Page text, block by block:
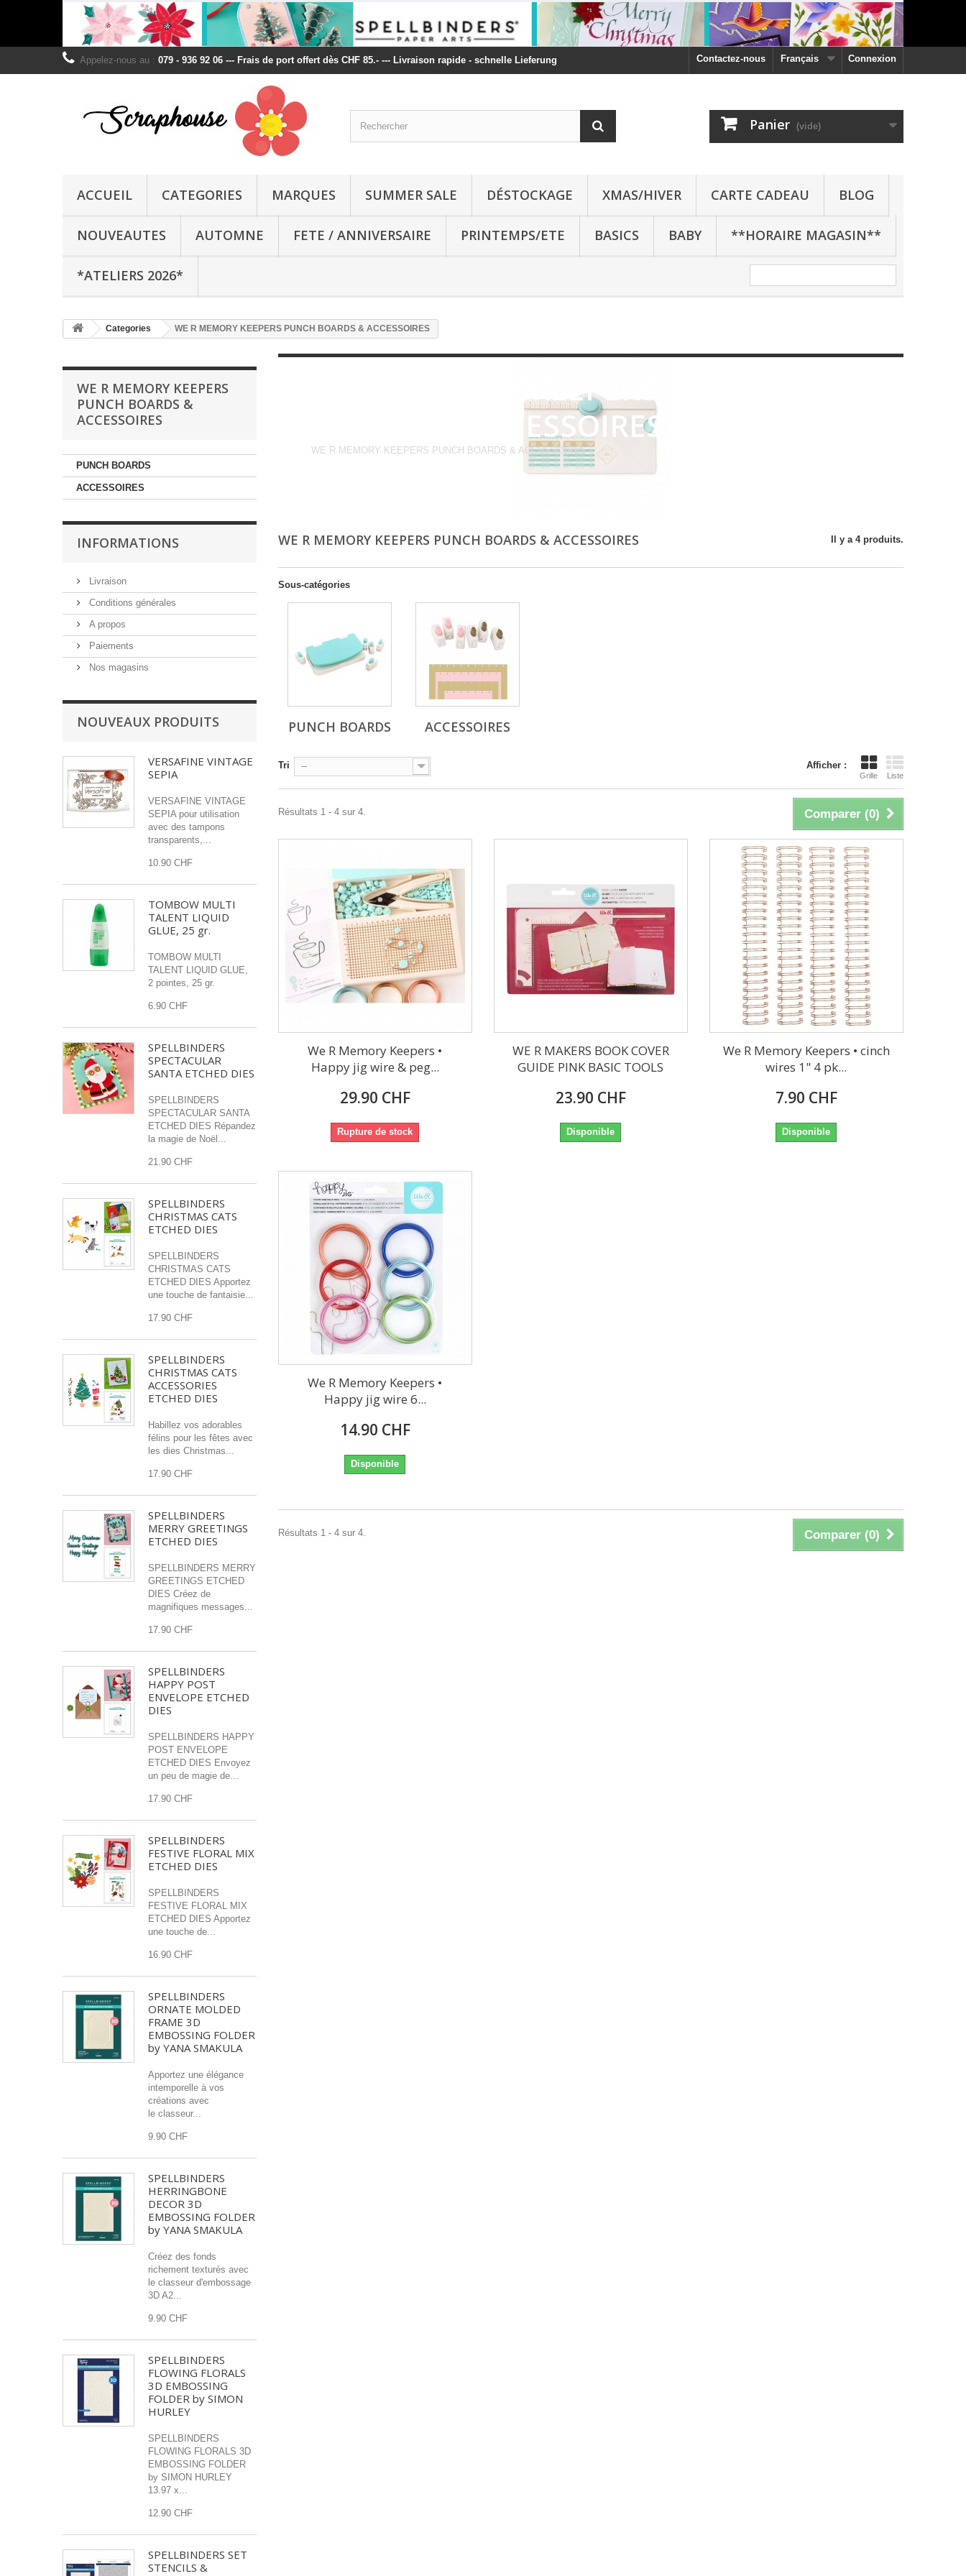
Connexion
Français
Contactez-nous
Appelez-nous au : 079 - 936 92 06 --- Frais de port offert dès CHF 85.- --- Livraison rapide - schnelle Lieferung
Panier (vide)
ACCUEIL CATEGORIES MARQUES SUMMER SALE DÉSTOCKAGE XMAS/HIVER CARTE CADEAU BLOG
NOUVEAUTES AUTOMNE FETE / ANNIVERSAIRE PRINTEMPS/ETE BASICS BABY **HORAIRE MAGASIN**
*ATELIERS 2026*
Categories WE R MEMORY KEEPERS PUNCH BOARDS & ACCESSOIRES
WE R MEMORY KEEPERS
PUNCH BOARDS &
ACCESSOIRES
PUNCH BOARDS
ACCESSOIRES
INFORMATIONS
Livraison
Conditions générales
A propos
Paiements
Nos magasins
NOUVEAUX PRODUITS
VERSAFINE VINTAGE
SEPIA
VERSAFINE VINTAGE
SEPIA pour utilisation
avec des tampons
transparents,...
10.90 CHF
TOMBOW MULTI
TALENT LIQUID
GLUE, 25 gr.
TOMBOW MULTI
TALENT LIQUID GLUE,
2 pointes, 25 gr.
6.90 CHF
SPELLBINDERS
SPECTACULAR
SANTA ETCHED DIES
SPELLBINDERS
SPECTACULAR SANTA
ETCHED DIES Répandez
la magie de Noël...
21.90 CHF
SPELLBINDERS
CHRISTMAS CATS
ETCHED DIES
SPELLBINDERS
CHRISTMAS CATS
ETCHED DIES Apportez
une touche de fantaisie...
17.90 CHF
SPELLBINDERS
CHRISTMAS CATS
ACCESSORIES
ETCHED DIES
Habillez vos adorables
félins pour les fêtes avec
les dies Christmas...
17.90 CHF
SPELLBINDERS
MERRY GREETINGS
ETCHED DIES
SPELLBINDERS MERRY
GREETINGS ETCHED
DIES Créez de
magnifiques messages...
17.90 CHF
SPELLBINDERS
HAPPY POST
ENVELOPE ETCHED
DIES
SPELLBINDERS HAPPY
POST ENVELOPE
ETCHED DIES Envoyez
un peu de magie de...
17.90 CHF
SPELLBINDERS
FESTIVE FLORAL MIX
ETCHED DIES
SPELLBINDERS
FESTIVE FLORAL MIX
ETCHED DIES Apportez
une touche de...
16.90 CHF
SPELLBINDERS
ORNATE MOLDED
FRAME 3D
EMBOSSING FOLDER
by YANA SMAKULA
Apportez une élégance
intemporelle à vos
créations avec
le classeur...
9.90 CHF
SPELLBINDERS
HERRINGBONE
DECOR 3D
EMBOSSING FOLDER
by YANA SMAKULA
Créez des fonds
richement texturés avec
le classeur d'embossage
3D A2...
9.90 CHF
SPELLBINDERS
FLOWING FLORALS
3D EMBOSSING
FOLDER by SIMON
HURLEY
SPELLBINDERS
FLOWING FLORALS 3D
EMBOSSING FOLDER
by SIMON HURLEY
13.97 x...
12.90 CHF
SPELLBINDERS SET
STENCILS &
WE R MEMORY KEEPERS PUNCH
BOARDS & ACCESSOIRES
WE R MEMORY KEEPERS PUNCH BOARDS & ACCESSOIRES
WE R MEMORY KEEPERS PUNCH BOARDS & ACCESSOIRES Il y a 4 produits.
Sous-catégories
PUNCH BOARDS ACCESSOIRES
Afficher :
Grille Liste
Tri --
Comparer (0)
Résultats 1 - 4 sur 4.
We R Memory Keepers •
Happy jig wire & peg...
29.90 CHF
Rupture de stock
WE R MAKERS BOOK COVER
GUIDE PINK BASIC TOOLS
23.90 CHF
Disponible
We R Memory Keepers • cinch
wires 1" 4 pk...
7.90 CHF
Disponible
We R Memory Keepers •
Happy jig wire 6...
14.90 CHF
Disponible
Comparer (0)
Résultats 1 - 4 sur 4.